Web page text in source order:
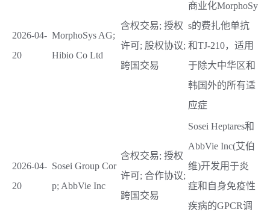
2026-04-
20
MorphoSys AG;
Hibio Co Ltd
含权交易; 授权
许可; 股权协议;
跨国交易
商业化MorphoSy
s的费扎他单抗
和TJ-210，适用
于除大中华区和
韩国外的所有适
应症
2026-04-
20
Sosei Group Cor
p; AbbVie Inc
含权交易; 授权
许可; 合作协议;
跨国交易
Sosei Heptares和
AbbVie Inc(艾伯
维)开发用于炎
症和自身免疫性
疾病的GPCR调